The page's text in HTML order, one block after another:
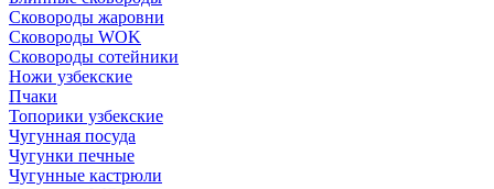
Сковороды жаровни
Сковороды WOK
Сковороды сотейники
Ножи узбекские
Пчаки
Топорики узбекские
Чугунная посуда
Чугунки печные
Чугунные кастрюли